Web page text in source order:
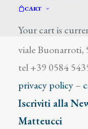
CART
Your cart is
Istituto
viale Buonarroti,
tel +39 0584
privacy policy–
Iscriviti alla
Matteucci